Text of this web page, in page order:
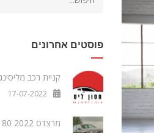
פוסטים אחרונים
קניית רכב מליסינג
17-07-2022
מרצדס A180 2022